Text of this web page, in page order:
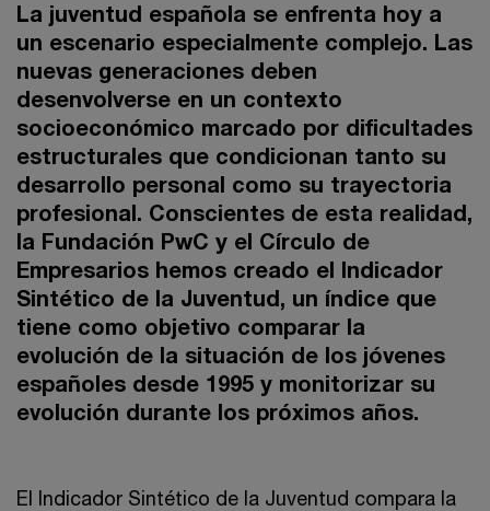
La juventud española se enfrenta hoy a
un escenario especialmente complejo. Las
nuevas generaciones deben
desenvolverse en un contexto
socioeconómico marcado por dificultades
estructurales que condicionan tanto su
desarrollo personal como su trayectoria
profesional. Conscientes de esta realidad,
la Fundación PwC y el Círculo de
Empresarios hemos creado el Indicador
Sintético de la Juventud, un índice que
tiene como objetivo comparar la
evolución de la situación de los jóvenes
españoles desde 1995 y monitorizar su
evolución durante los próximos años.
El Indicador Sintético de la Juventud compara la